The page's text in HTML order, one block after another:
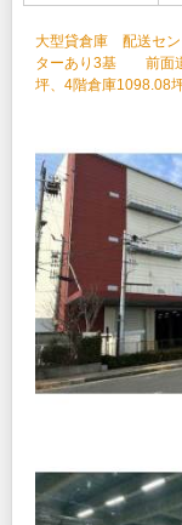
大型貸倉庫 配送セ
ターあり3基 前面道
坪、4階倉庫1098.08